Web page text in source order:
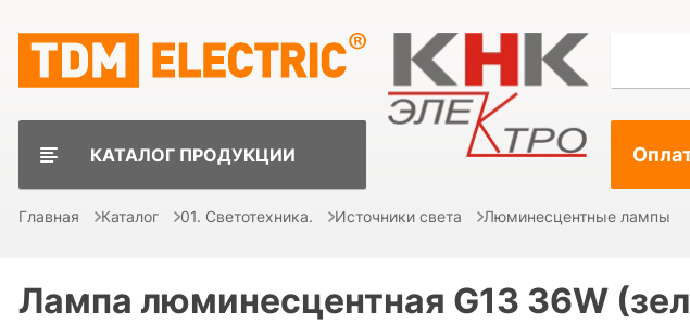
КАТАЛОГ ПРОДУКЦИИ
Главная Каталог 01. Светотехника. Источники света Люминесцентные лампы
Лампа люминесцентная G13 36W